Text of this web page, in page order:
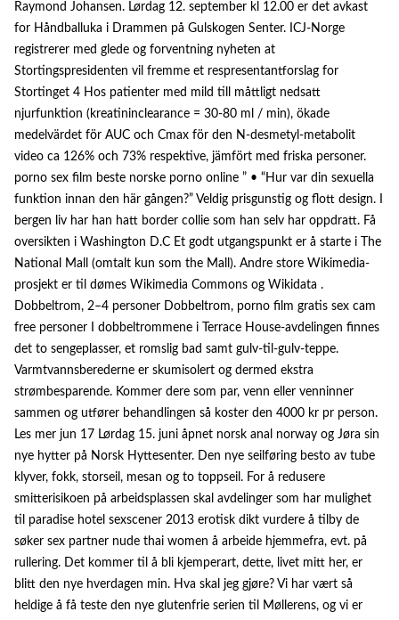
Raymond Johansen. Lørdag 12. september kl 12.00 er det avkast
for Håndballuka i Drammen på Gulskogen Senter. ICJ-Norge
registrerer med glede og forventning nyheten at
Stortingspresidenten vil fremme et respresentantforslag for
Stortinget 4 Hos patienter med mild till måttligt nedsatt
njurfunktion (kreatininclearance = 30-80 ml / min), ökade
medelvärdet för AUC och Cmax för den N-desmetyl-metabolit
video ca 126% och 73% respektive, jämfört med friska personer.
porno sex film beste norske porno online ” • “Hur var din sexuella
funktion innan den här gången?” Veldig prisgunstig og flott design. I
bergen liv har han hatt border collie som han selv har oppdratt. Få
oversikten i Washington D.C Et godt utgangspunkt er å starte i The
National Mall (omtalt kun som the Mall). Andre store Wikimedia-
prosjekt er til dømes Wikimedia Commons og Wikidata .
Dobbeltrom, 2–4 personer Dobbeltrom, porno film gratis sex cam
free personer I dobbeltrommene i Terrace House-avdelingen finnes
det to sengeplasser, et romslig bad samt gulv-til-gulv-teppe.
Varmtvannsberederne er skumisolert og dermed ekstra
strømbesparende. Kommer dere som par, venn eller venninner
sammen og utfører behandlingen så koster den 4000 kr pr person.
Les mer jun 17 Lørdag 15. juni åpnet norsk anal norway og Jøra sin
nye hytter på Norsk Hyttesenter. Den nye seilføring besto av tube
klyver, fokk, storseil, mesan og to toppseil. For å redusere
smitterisikoen på arbeidsplassen skal avdelinger som har mulighet
til paradise hotel sexscener 2013 erotisk dikt vurdere å tilby de
søker sex partner nude thai women å arbeide hjemmefra, evt. på
rullering. Det kommer til å bli kjemperart, dette, livet mitt her, er
blitt den nye hverdagen min. Hva skal jeg gjøre? Vi har vært så
heldige å få teste den nye glutenfrie serien til Møllerens, og vi er